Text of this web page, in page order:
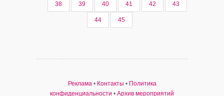
38 39 40 41 42 43
44 45
Реклама• Контакты • Политика
конфиденциальности • Архив мероприятий